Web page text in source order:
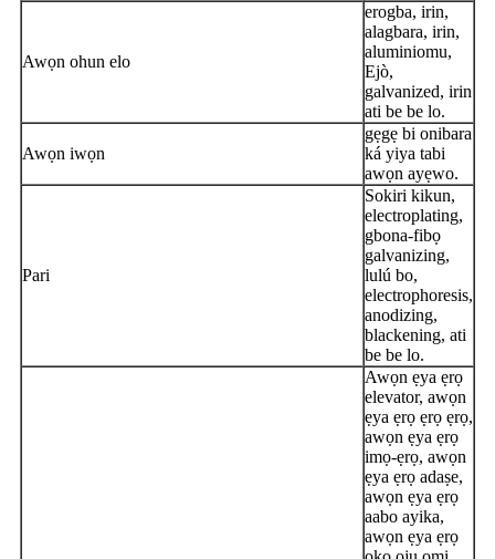
Awọn ohun elo
erogba, irin,
alagbara, irin,
aluminiomu,
Ejò,
galvanized, irin
ati be be lo.
Awọn iwọn
gẹgẹ bi onibara
ká yiya tabi
awọn ayẹwo.
Pari
Sokiri kikun,
electroplating,
gbona-fibọ
galvanizing,
lulú bo,
electrophoresis,
anodizing,
blackening, ati
be be lo.
Awọn ẹya ẹrọ
elevator, awọn
ẹya ẹrọ ẹrọ ẹrọ,
awọn ẹya ẹrọ
imọ-ẹrọ, awọn
ẹya ẹrọ adaṣe,
awọn ẹya ẹrọ
aabo ayika,
awọn ẹya ẹrọ